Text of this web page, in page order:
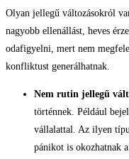
Olyan jellegű változásokról
nagyobb ellenállást, heves
odafigyelni, mert nem
konfliktust generálhatnak.
Nem rutin jellegű
történnek. Például
vállalattal. Az ilyen
pánikot is okozhatnak